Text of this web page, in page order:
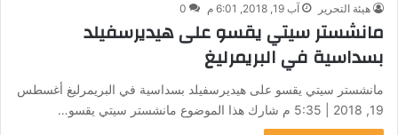
هيئة التحرير آب 19, 2018, 6:01 م 0
مانشستر سيتي يقسو على هيديرسفيلد
بسداسية في البريمرليغ
مانشستر سيتي يقسو على هيديرسفيلد بسداسية في البريمرليغ أغسطس
19, 2018 | 5:35 م شارك هذا الموضوع مانشستر سيتي يقسو…